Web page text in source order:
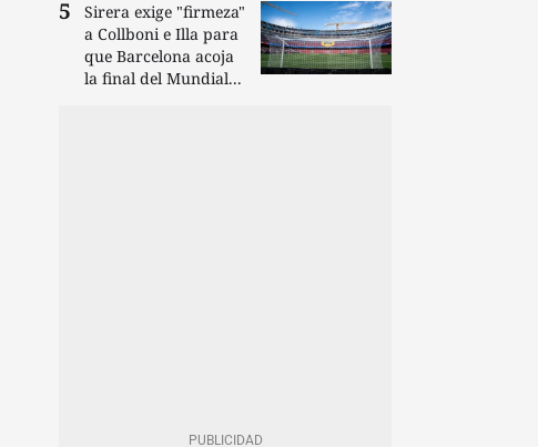
Sirera exige "firmeza"
a Collboni e Illa para
que Barcelona acoja
la final del Mundial...